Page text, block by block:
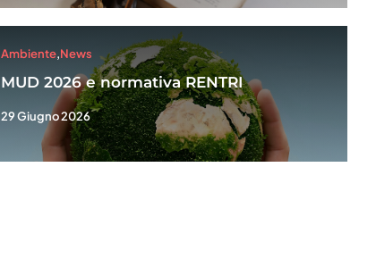
Ambiente,News
MUD 2026 e normativa RENTRI
29 Giugno 2026